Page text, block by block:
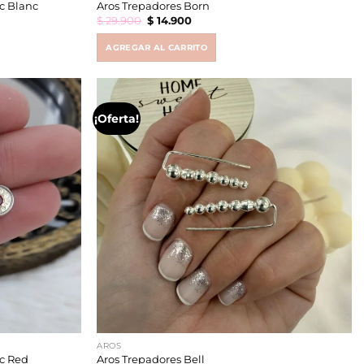
Blanc
Aros Trepadores Born
$29.900 Original
price
$ 29.900.
$ 14.900Current
$ 14.900.
AGREGAR AL CARRITO
Red
¡Oferta!
AROS
Aros Trepadores Bell